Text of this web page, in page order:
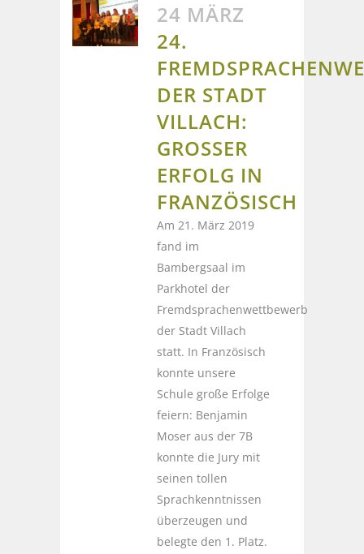
24 MÄRZ
24.
DER STADT
VILLACH:
GROSSER E
RFOLG IN F
RANZÖSISCH
Am 21. März 2019
fand im
Bambergsaal im
Parkhotel der
Fremdsprachenwettbewerb
der Stadt Villach
statt. In Französisch
konnte unsere
Schule große Erfolge
feiern: Benjamin
Moser aus der 7B
konnte die Jury mit
seinen tollen
Sprachkenntnissen
überzeugen und
belegte den 1. Platz.